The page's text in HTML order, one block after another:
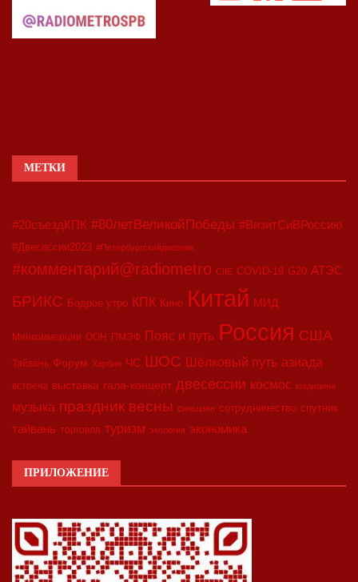
МЕТКИ
#20съездКПК #80летВеликойПобеды #ВизитСиВРоссию
#Двесессии2023 #Петербургскийдневник
#комментарий@radiometro CIIE COVID-19 G20 АТЭС
БРИКС Бодрое утро КПК Кино Китай МИД
Минкоммерции ООН ПМЭФ Пояс и путь Россия США
Тайвань Форум Харбин ЧС ШОС Шёлковый путь азиада
встреча выставка гала-концерт двесессии космос медицина
музыка праздник весны синьцзян сотрудничество спутник
тайвань торговля туризм экология экономика
ПРИЛОЖЕНИЕ